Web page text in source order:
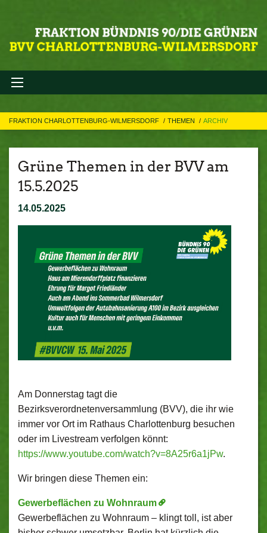
FRAKTION CHARLOTTENBURG-WILMERSDORF THEMEN ARCHIV
Grüne Themen in der BVV am
15.5.2025
14.05.2025
Am Donnerstag tagt die
Bezirksverordnetenversammlung (BVV), die ihr wie
immer vor Ort im Rathaus Charlottenburg besuchen
oder im Livestream verfolgen könnt:
https://www.youtube.com/watch?v=8A25r6a1jPw.
Wir bringen diese Themen ein:
Gewerbeflächen zu Wohnraum
Gewerbeflächen zu Wohnraum – klingt toll, ist aber